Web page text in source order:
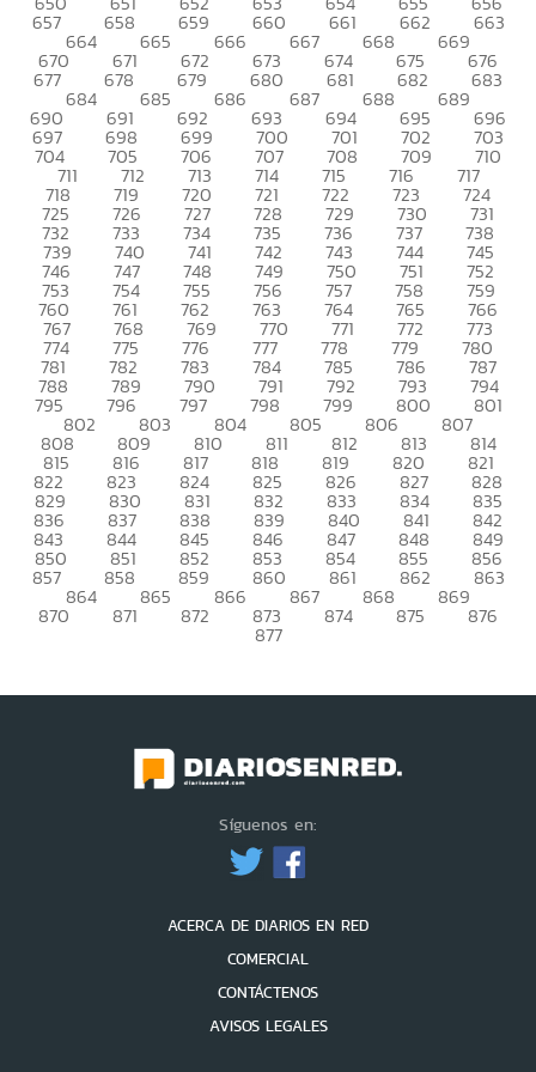
657 658 659 660 661 662 663
664 665 666 667 668 669
670 671 672 673 674 675 676
677 678 679 680 681 682 683
684 685 686 687 688 689
690 691 692 693 694 695 696
697 698 699 700 701 702 703
704 705 706 707 708 709 710
711 712 713 714 715 716 717
718 719 720 721 722 723 724
725 726 727 728 729 730 731
732 733 734 735 736 737 738
739 740 741 742 743 744 745
746 747 748 749 750 751 752
753 754 755 756 757 758 759
760 761 762 763 764 765 766
767 768 769 770 771 772 773
774 775 776 777 778 779 780
781 782 783 784 785 786 787
788 789 790 791 792 793 794
795 796 797 798 799 800 801
802 803 804 805 806 807
808 809 810 811 812 813 814
815 816 817 818 819 820 821
822 823 824 825 826 827 828
829 830 831 832 833 834 835
836 837 838 839 840 841 842
843 844 845 846 847 848 849
850 851 852 853 854 855 856
857 858 859 860 861 862 863
864 865 866 867 868 869
870 871 872 873 874 875 876
877
Síguenos en:
ACERCA DE DIARIOS EN RED
COMERCIAL
CONTÁCTENOS
AVISOS LEGALES